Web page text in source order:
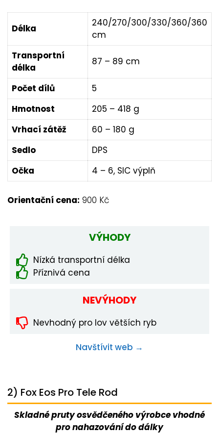
Délka
240/270/300/330/360/360
cm
Transportní
délka
87 – 89 cm
Počet dílů
5
Hmotnost
205 – 418 g
Vrhací zátěž
60 – 180 g
Sedlo
DPS
Očka
4 – 6, SIC výplň
Orientační cena: 900 Kč
VÝHODY
Nízká transportní délka
Příznivá cena
NEVÝHODY
Nevhodný pro lov větších ryb
Navštívit web →
2) Fox Eos Pro Tele Rod
Skladné pruty osvědčeného výrobce vhodné
pro nahazování do dálky